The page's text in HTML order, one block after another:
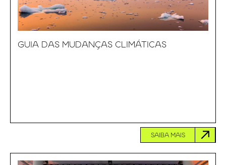
GUIA DAS MUDANÇAS CLIMÁTICAS
SAIBA MAIS